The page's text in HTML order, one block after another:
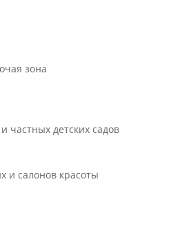
зона
частных детских садов
и салонов красоты